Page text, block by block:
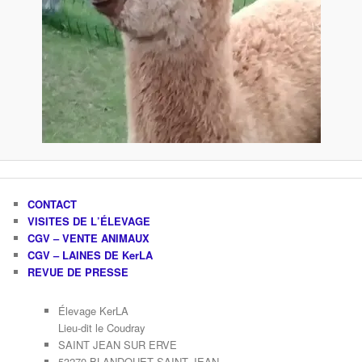
CONTACT
VISITES DE L’ÉLEVAGE
CGV – VENTE ANIMAUX
CGV – LAINES DE KerLA
REVUE DE PRESSE
Élevage KerLA
Lieu-dit le Coudray
SAINT JEAN SUR ERVE